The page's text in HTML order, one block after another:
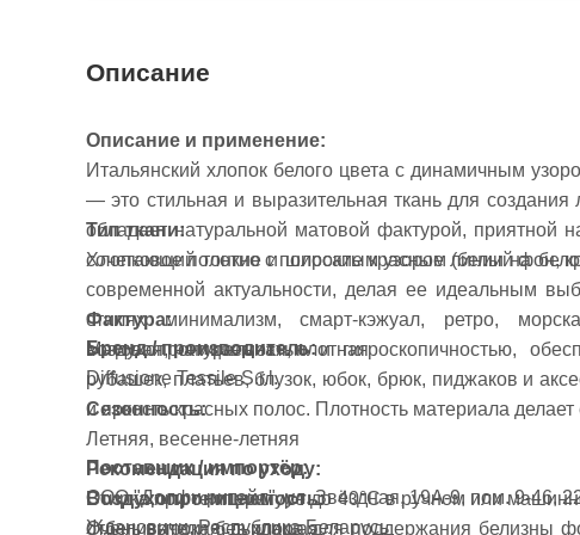
Описание
Описание и применение:
Итальянский хлопок белого цвета с динамичным
— это стильная и выразительная ткань для
обладает натуральной матовой фактурой, приятной
сочетающий тонкие и широкие красные линии на
современной актуальности, делая ее идеальным
стилях минимализм, смарт-кэжуал, ретро,
воздухопроницаемостью и гигроскопичностью,
рубашек, платьев, блузок, юбок, брюк, пиджаков и
и яркость красных полос. Плотность материала
Рекомендация по уходу:
Стирка при температуре до 40°C в ручном или
отбеливатели без хлора для поддержания белизны
Тип ткани:
Хлопковое полотно с полосатым узором (белый фон,
Фактура:
Матовая, натуральная, плотная
Сезонность:
Летняя, весенне-летняя
Воздухопроницаемость:
Очень высокая, дышащая
Бренд / производитель:
Diffusione Tessile S.r.l.
Поставщик / импортёр:
ООО "Долфи ритейл", ул. Звёздная, 19А-9, пом. 9-46,
Ждановичи, Республика Беларусь